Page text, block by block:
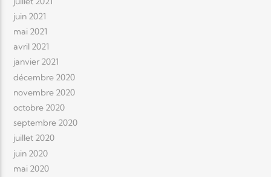
juin 2021
mai 2021
avril 2021
janvier 2021
décembre 2020
novembre 2020
octobre 2020
septembre 2020
juillet 2020
juin 2020
mai 2020